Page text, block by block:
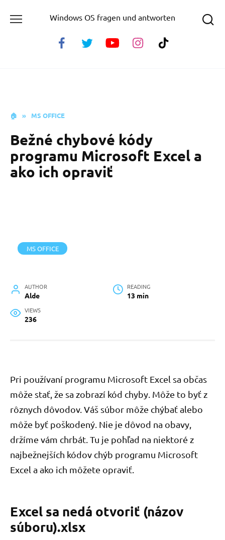
Windows OS fragen und antworten
🏠 » MS OFFICE
Bežné chybové kódy
programu Microsoft Excel a
ako ich opraviť
MS OFFICE
AUTHOR
Alde
READING
13 min
VIEWS
236
Pri používaní programu Microsoft Excel sa občas
môže stať, že sa zobrazí kód chyby. Môže to byť z
rôznych dôvodov. Váš súbor môže chýbať alebo
môže byť poškodený. Nie je dôvod na obavy,
držíme vám chrbát. Tu je pohľad na niektoré z
najbežnejších kódov chýb programu Microsoft
Excel a ako ich môžete opraviť.
Excel sa nedá otvoriť (názov
súboru).xlsx